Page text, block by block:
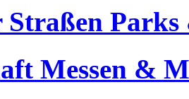
Straßen Parks
Messen &